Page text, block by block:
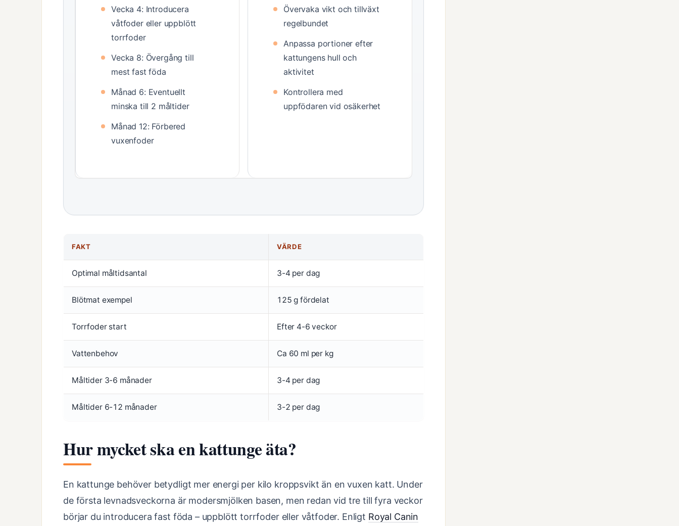
Vecka 4: Introducera
våtfoder eller uppblött
torrfoder
Vecka 8: Övergång till
mest fast föda
Månad 6: Eventuellt
minska till 2 måltider
Månad 12: Förbered
vuxenfoder
Övervaka vikt och tillväxt
regelbundet
Anpassa portioner efter
kattungens hull och
aktivitet
Kontrollera med
uppfödaren vid osäkerhet
FAKT VÄRDE
Optimal måltidsantal 3-4 per dag
Blötmat exempel 125 g fördelat
Torrfoder start Efter 4-6 veckor
Vattenbehov Ca 60 ml per kg
Måltider 3-6 månader 3-4 per dag
Måltider 6-12 månader 3-2 per dag
Hur mycket ska en kattunge äta?
En kattunge behöver betydligt mer energi per kilo kroppsvikt än en vuxen katt. Under
de första levnadsveckorna är modersmjölken basen, men redan vid tre till fyra veckor
börjar du introducera fast föda – uppblött torrfoder eller våtfoder. Enligt Royal Canin